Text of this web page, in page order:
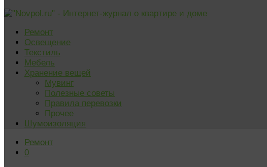
Ремонт
Освещение
Текстиль
Мебель
Хранение вещей
Мувинг
Полезные советы
Правила перевозки
Прочее
Шумоизоляция
Ремонт
0